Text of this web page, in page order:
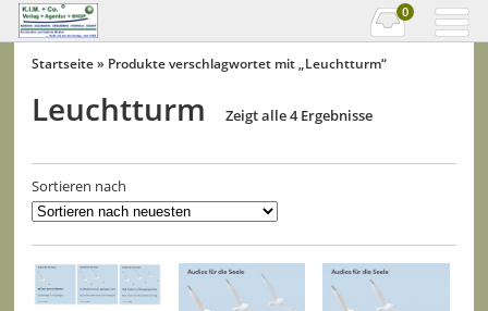
0
Startseite» Produkte verschlagwortet mit „Leuchtturm“
Leuchtturm Zeigt alle 4 Ergebnisse
Sortieren nach